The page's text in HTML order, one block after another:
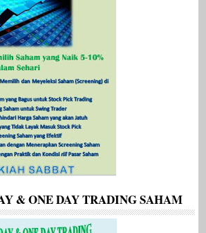
& ONE DAY TRADING SAHAM